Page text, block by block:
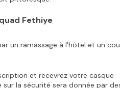
Fethiye
un ramassage à l'hôtel et un
et recevrez votre casque
la sécurité sera donnée par